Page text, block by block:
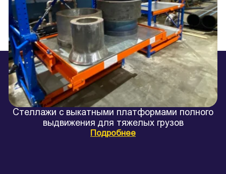
Стеллажи с выкатными платформами полного
выдвижения для тяжелых грузов
Подробнее